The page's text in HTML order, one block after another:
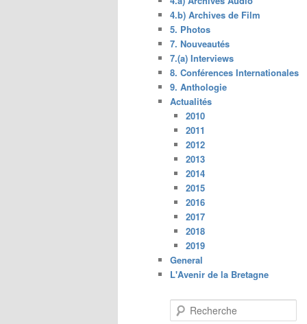
4.b) Archives de Film
5. Photos
7. Nouveautés
7.(a) Interviews
8. Conférences Internationales
9. Anthologie
Actualités
2010
2011
2012
2013
2014
2015
2016
2017
2018
2019
General
L'Avenir de la Bretagne
e